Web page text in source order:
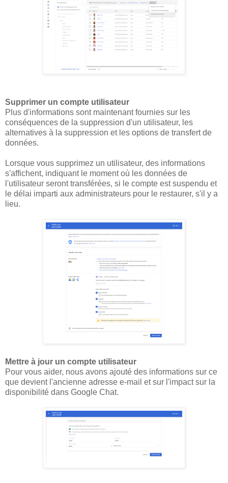
Supprimer un compte utilisateur
Plus d'informations sont maintenant fournies sur les
conséquences de la suppression d'un utilisateur, les
alternatives à la suppression et les options de transfert de
données.
Lorsque vous supprimez un utilisateur, des informations
s'affichent, indiquant le moment où les données de
l'utilisateur seront transférées, si le compte est suspendu et
le délai imparti aux administrateurs pour le restaurer, s'il y a
lieu.
Mettre à jour un compte utilisateur
Pour vous aider, nous avons ajouté des informations sur ce
que devient l'ancienne adresse e-mail et sur l'impact sur la
disponibilité dans Google Chat.